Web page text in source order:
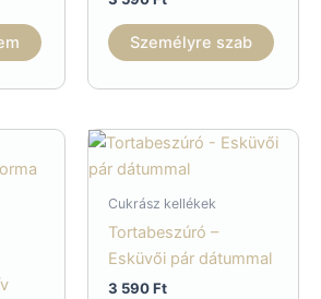
Személyre szab
Cukrász kellékek
Tortabeszúró –
Esküvői pár dátummal
3 590Ft